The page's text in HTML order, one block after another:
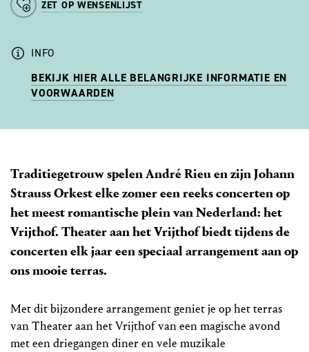
Traditiegetrouw spelen André Rieu en zijn Johann
Strauss Orkest elke zomer een reeks concerten op
het meest romantische plein van Nederland: het
Vrijthof. Theater aan het Vrijthof biedt tijdens de
concerten elk jaar een speciaal arrangement aan op
ons mooie terras.
Met dit bijzondere arrangement geniet je op het terras
van Theater aan het Vrijthof van een magische avond
met een driegangen diner en vele muzikale
ZET OP WENSENLIJST
INFO
BEKIJK HIER ALLE BELANGRIJKE INFORMATIE EN
VOORWAARDEN